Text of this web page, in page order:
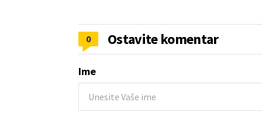
0 Ostavite komentar
Ime